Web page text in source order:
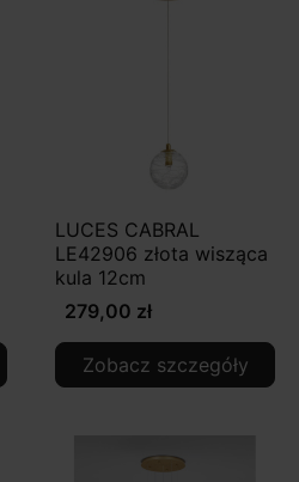
LUCES CABRAL
LE42906 złota wisząca
kula 12cm
279,00 zł
Zobacz szczegóły